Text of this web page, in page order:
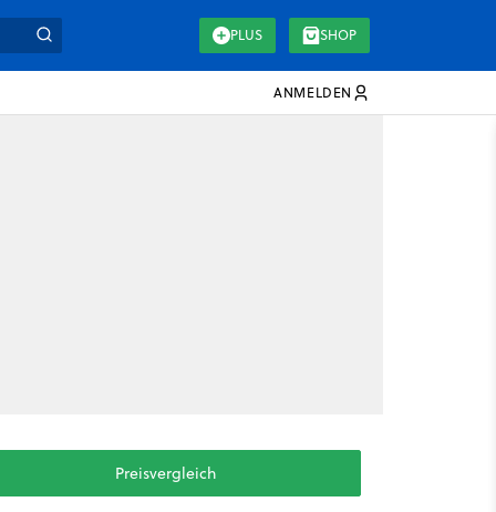
PLUS SHOP
ANMELDEN
Preisvergleich